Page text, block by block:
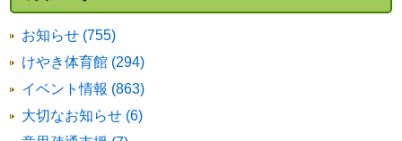
お知らせ (755)
けやき体育館 (294)
イベント情報 (863)
大切なお知らせ (6)